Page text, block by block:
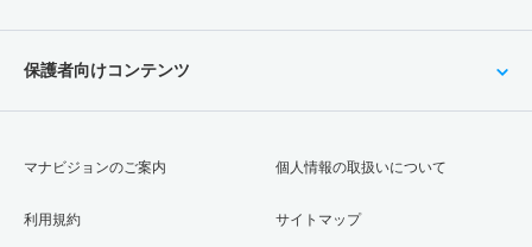
保護者向けコンテンツ
マナビジョンのご案内
利用規約
個人情報の取扱いについて
サイトマップ